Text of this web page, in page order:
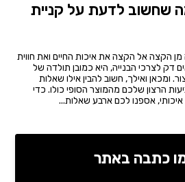
שחשוב לדעת על קניית
הקצה אל הקצה את איכות החיים ואת חווית
דק לצרכי הבנייה, היא כמובן תולדה של
ומכאן ואילך, חשוב להבין אילו שאלות
הרצון שלכם מהמוצר הסופי כולו. כדי
אספנו לכם ארבע שאלות...
כתבה באתר